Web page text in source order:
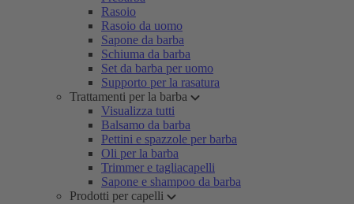
Rasoio
Rasoio da uomo
Sapone da barba
Schiuma da barba
Set da barba per uomo
Supporto per la rasatura
Trattamenti per la barba
Visualizza tutti
Balsamo da barba
Pettini e spazzole per barba
Oli per la barba
Trimmer e tagliacapelli
Sapone e shampoo da barba
Prodotti per capelli